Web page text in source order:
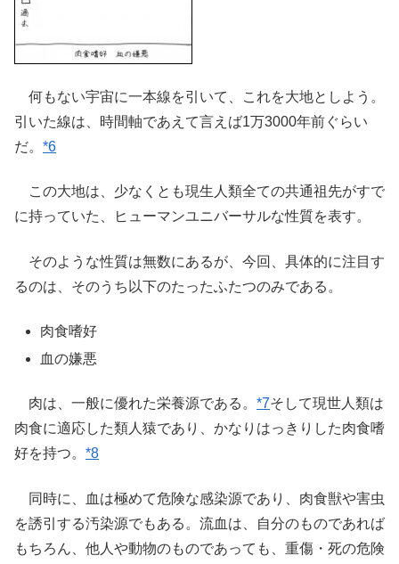
何もない宇宙に一本線を引いて、これを大地としよう。
引いた線は、時間軸であえて言えば1万3000年前ぐらい
だ。 *6
この大地は、少なくとも現生人類全ての共通祖先がすで
に持っていた、ヒューマンユニバーサルな性質を表す。
そのような性質は無数にあるが、今回、具体的に注目す
るのは、そのうち以下のたったふたつのみである。
肉食嗜好
血の嫌悪
肉は、一般に優れた栄養源である。 *7そして現世人類は
肉食に適応した類人猿であり、かなりはっきりした肉食嗜
好を持つ。 *8
同時に、血は極めて危険な感染源であり、肉食獣や害虫
を誘引する汚染源でもある。流血は、自分のものであれば
もちろん、他人や動物のものであっても、重傷・死の危険